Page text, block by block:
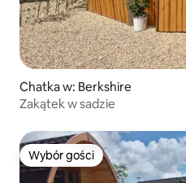
Chatka w: Berkshire
Zakątek w sadzie
Wybór gości
Wybór gości